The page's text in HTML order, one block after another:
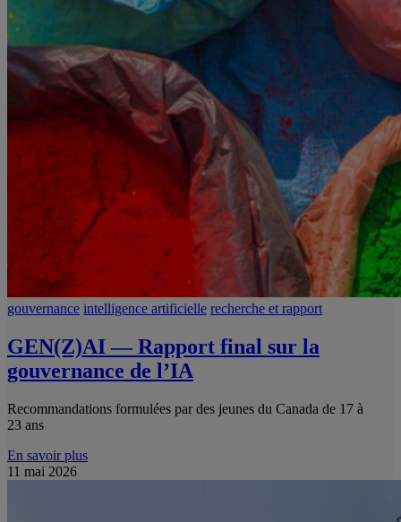
gouvernance intelligence artificielle recherche et rapport
GEN(Z)AI — Rapport final sur la
gouvernance de l’IA
Recommandations formulées par des jeunes du Canada de 17 à
23 ans
En savoir plus
11 mai 2026